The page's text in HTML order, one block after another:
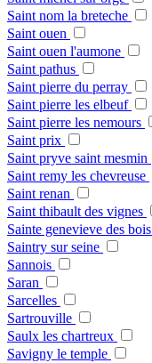
Saint nom la breteche
Saint ouen
Saint ouen l'aumone
Saint pathus
Saint pierre du perray
Saint pierre les elbeuf
Saint pierre les nemours
Saint prix
Saint pryve saint mesmin
Saint remy les chevreuse
Saint renan
Saint thibault des vignes
Sainte genevieve des bois
Saintry sur seine
Sannois
Saran
Sarcelles
Sartrouville
Saulx les chartreux
Savigny le temple